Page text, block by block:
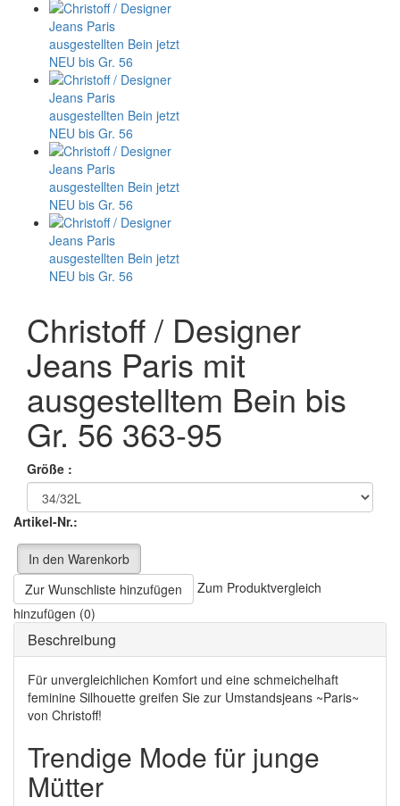
Christoff / Designer
Jeans Paris mit
ausgestelltem Bein bis
Gr. 56 363-95
Größe :
Artikel-Nr.:
In den Warenkorb
Zur Wunschliste hinzufügen
Zum Produktvergleich
hinzufügen (0)
Beschreibung
Für unvergleichlichen Komfort und eine schmeichelhaft
feminine Silhouette greifen Sie zur Umstandsjeans ~Paris~
von Christoff!
Trendige Mode für junge
Mütter